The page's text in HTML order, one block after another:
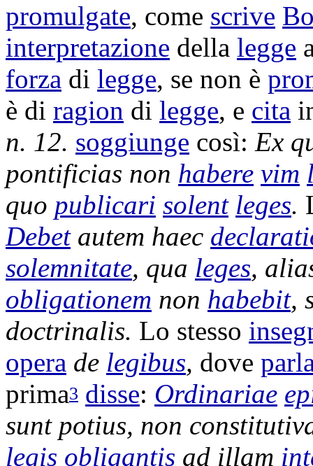
promulgate, come scrive
interpretazione della legge
forza di legge, se non è
è di ragion di legge, e cita
n. 12. soggiunge così: Ex
pontificias non habere vim
quo publicari solent leges.
Debetautem haec
solemnitate, qua leges,
obligationem non habebit,
doctrinalis. Lo stesso
opera de legibus, dove
prima3 disse: Ordinariae
sunt potius, non
legis obligantis ad illam